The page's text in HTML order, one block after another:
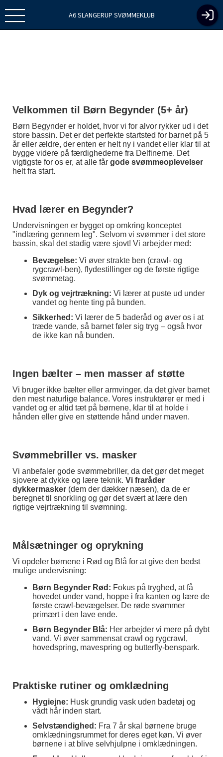
A6 SLANGERUP SVØMMEKLUB
Velkommen til Børn Begynder (5+ år)
Børn Begynder er holdet, hvor vi for alvor rykker ud i det
store bassin. Det er det perfekte startsted for barnet på 5
år eller ældre, der enten er helt ny i vandet eller klar til at
bygge videre på færdighederne fra Delfinerne. Det
vigtigste for os er, at alle får gode svømmeoplevelser
helt fra start.
Hvad lærer en Begynder?
Undervisningen er bygget op omkring konceptet
"indlæring gennem leg". Selvom vi svømmer i det store
bassin, skal det stadig være sjovt! Vi arbejder med:
Bevægelse: Vi øver strakte ben (crawl- og
rygcrawl-ben), flydestillinger og de første rigtige
svømmetag.
Dyk og vejrtrækning: Vi lærer at puste ud under
vandet og hente ting på bunden.
Sikkerhed: Vi lærer de 5 baderåd og øver os i at
træde vande, så barnet føler sig tryg – også hvor
de ikke kan nå bunden.
Ingen bælter – men masser af støtte
Vi bruger ikke bælter eller armvinger, da det giver barnet
den mest naturlige balance. Vores instruktører er med i
vandet og er altid tæt på børnene, klar til at holde i
hånden eller give en støttende hånd under maven.
Svømmebriller vs. masker
Vi anbefaler gode svømmebriller, da det gør det meget
sjovere at dykke og lære teknik. Vi fraråder
dykkermasker (dem der dækker næsen), da de er
beregnet til snorkling og gør det svært at lære den
rigtige vejrtrækning til svømning.
Målsætninger og oprykning
Vi opdeler børnene i Rød og Blå for at give den bedst
mulige undervisning:
Børn Begynder Rød: Fokus på tryghed, at få
hovedet under vand, hoppe i fra kanten og lære de
første crawl-bevægelser. De røde svømmer
primært i den lave ende.
Børn Begynder Blå: Her arbejder vi mere på dybt
vand. Vi øver sammensat crawl og rygcrawl,
hovedspring, mavespring og butterfly-benspark.
Praktiske rutiner og omklædning
Hygiejne: Husk grundig vask uden badetøj og
vådt hår inden start.
Selvstændighed: Fra 7 år skal børnene bruge
omklædningsrummet for deres eget køn. Vi øver
børnene i at blive selvhjulpne i omklædningen.